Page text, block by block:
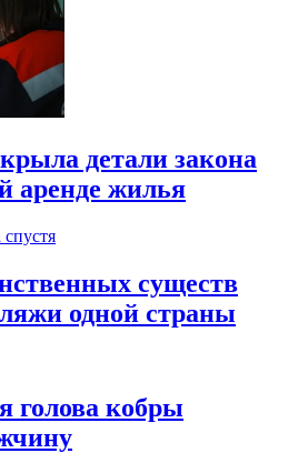
детали закона
аренде жилья
спустя
существ
одной страны
голова кобры